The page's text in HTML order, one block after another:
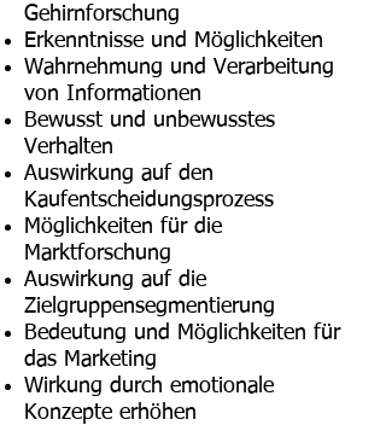
Gehirnforschung
Erkenntnisse und Möglichkeiten
Wahrnehmung und Verarbeitung
von Informationen
Bewusst und unbewusstes
Verhalten
Auswirkung auf den
Kaufentscheidungsprozess
Möglichkeiten für die
Marktforschung
Auswirkung auf die
Zielgruppensegmentierung
Bedeutung und Möglichkeiten für
das Marketing
Wirkung durch emotionale
Konzepte erhöhen